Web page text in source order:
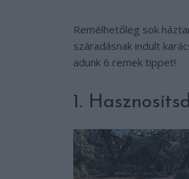
Remélhetőleg sok
száradásnak indult
adunk 6 remek tippet!
1.